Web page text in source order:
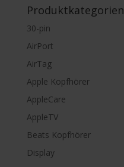
Produktkategorien
30-pin
AirPort
AirTag
Apple Kopfhörer
AppleCare
AppleTV
Beats Kopfhörer
Display